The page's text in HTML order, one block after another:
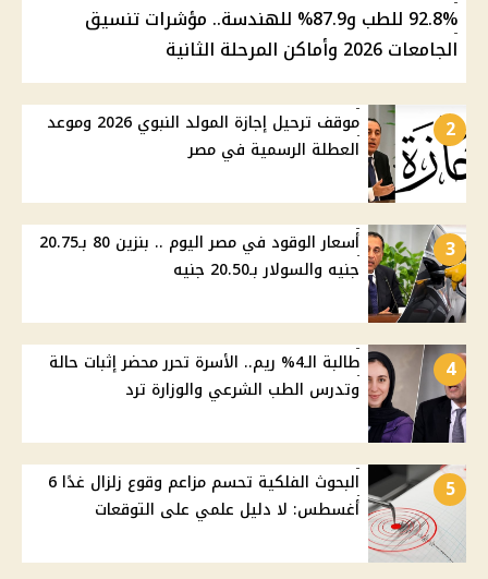
92.8% للطب و87.9% للهندسة.. مؤشرات تنسيق
الجامعات 2026 وأماكن المرحلة الثانية
2
موقف ترحيل إجازة المولد النبوي 2026 وموعد
العطلة الرسمية في مصر
3
أسعار الوقود في مصر اليوم .. بنزين 80 بـ20.75
جنيه والسولار بـ20.50 جنيه
4
طالبة الـ4% ريم.. الأسرة تحرر محضر إثبات حالة
وتدرس الطب الشرعي والوزارة ترد
5
البحوث الفلكية تحسم مزاعم وقوع زلزال غدًا 6
أغسطس: لا دليل علمي على التوقعات